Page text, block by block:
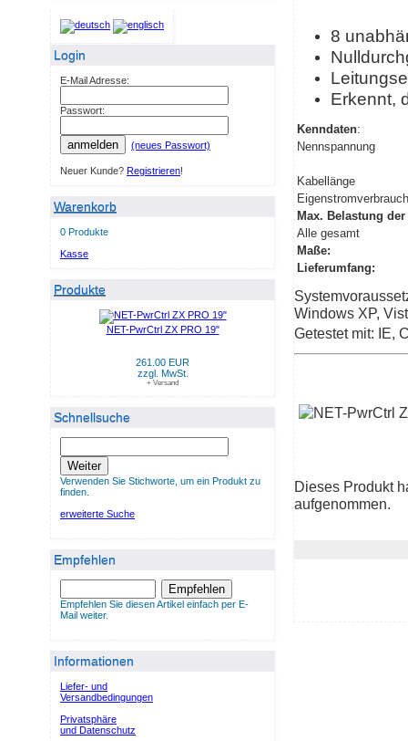
Login
E-Mail Adresse:
Passwort:
anmelden (neues Passwort)
Neuer Kunde? Registrieren!
Warenkorb
0 Produkte
Kasse
Produkte
NET-PwrCtrl ZX PRO 19"
261.00 EUR
zzgl. MwSt.
+ Versand
Schnellsuche
Weiter
Verwenden Sie Stichworte, um ein Produkt zu
finden.
erweiterte Suche
Empfehlen
Empfehlen
Empfehlen Sie diesen Artikel einfach per E-
Mail weiter.
Informationen
Liefer- und
Versandbedingungen
Privatsphäre
und Datenschutz
8
Erkennt,
Kenndaten:
Nennspannung
Kabellänge
Eigenstromverbrauch
Max. Belastung
Alle gesamt
Maße:
Lieferumfang:
Windows XP,
Getestet mit: IE,
Dieses Produkt
aufgenommen.